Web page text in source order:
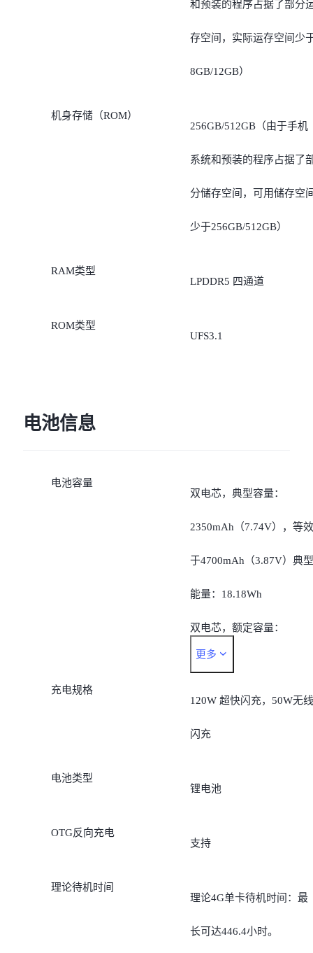
和预装的程序占据了部分
存空间，实际运存空间少
8GB/12GB）
机身存储（ROM）
256GB/512GB（由于手机
系统和预装的程序占据了
分储存空间，可用储存空
少于256GB/512GB）
RAM类型
LPDDR5 四通道
ROM类型
UFS3.1
电池信息
电池容量
双电芯，典型容量：
2350mAh（7.74V），等效
于4700mAh（3.87V）典型
能量：18.18Wh
双电芯，额定容量：
2275mAh（7.74V），等效
于4550mAh（3.87V）额定
能量：17.60Wh
更多
充电规格
120W 超快闪充，50W无线
闪充
电池类型
锂电池
OTG反向充电
支持
理论待机时间
理论4G单卡待机时间：最
长可达446.4小时。